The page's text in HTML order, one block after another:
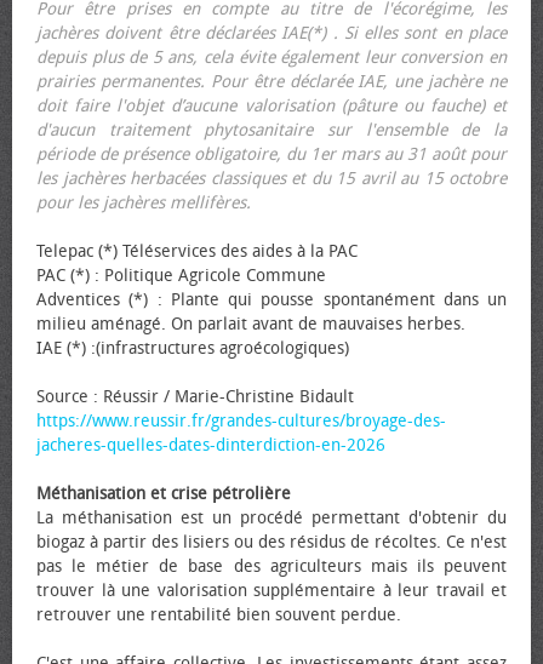
Pour être prises en compte au titre de l'écorégime, les
jachères doivent être déclarées IAE(*) . Si elles sont en place
depuis plus de 5 ans, cela évite également leur conversion en
prairies permanentes. Pour être déclarée IAE, une jachère ne
doit faire l'objet d’aucune valorisation (pâture ou fauche) et
d'aucun traitement phytosanitaire sur l'ensemble de la
période de présence obligatoire, du 1er mars au 31 août pour
les jachères herbacées classiques et du 15 avril au 15 octobre
pour les jachères mellifères.
Telepac (*) Téléservices des aides à la PAC
PAC (*) : Politique Agricole Commune
Adventices (*) : Plante qui pousse spontanément dans un
milieu aménagé. On parlait avant de mauvaises herbes.
IAE (*) :(infrastructures agroécologiques)
Source : Réussir / Marie-Christine Bidault
https://www.reussir.fr/grandes-cultures/broyage-des-
jacheres-quelles-dates-dinterdiction-en-2026
Méthanisation et crise pétrolière
La méthanisation est un procédé permettant d'obtenir du
biogaz à partir des lisiers ou des résidus de récoltes. Ce n'est
pas le métier de base des agriculteurs mais ils peuvent
trouver là une valorisation supplémentaire à leur travail et
retrouver une rentabilité bien souvent perdue.